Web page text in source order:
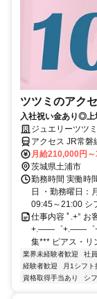
ツツミのアク
入社祝い金あり◎
119日☆残業月5.8h◎
ジュエリーツツ
アクセス JR常磐
月給210,000円
茨城県土浦市
勤務時間 実働時
日 ・勤務曜日：
09:45～21:00 シ
仕事内容 ﾟ.+°
+.――゜+.――゜
集*** ピアス・リ
業界未経験者歓迎 社
経験者歓迎
月1シフト
資格取得手当あり
シ